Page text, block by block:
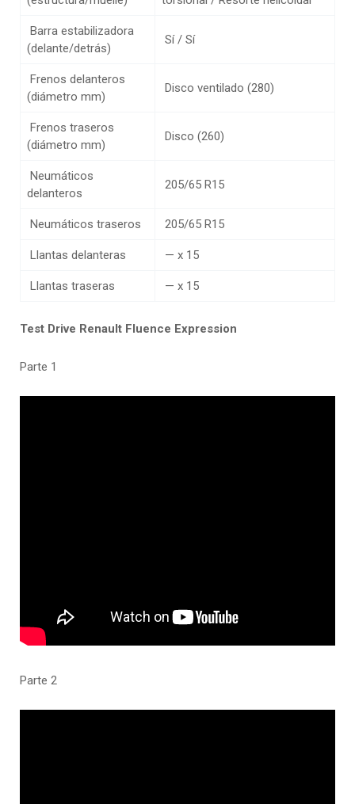
Barra estabilizadora
(delante/detrás)
Sí / Sí
Frenos delanteros
(diámetro mm)
Disco ventilado (280)
Frenos traseros
(diámetro mm)
Disco (260)
Neumáticos
delanteros
205/65 R15
Neumáticos traseros 205/65 R15
Llantas delanteras — x 15
Llantas traseras — x 15
Test Drive Renault Fluence Expression
Parte 1
Parte 2